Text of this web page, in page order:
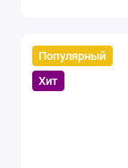
Популярный
Хит